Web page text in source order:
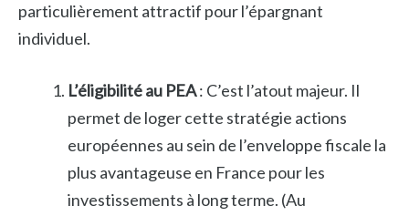
particulièrement attractif pour l’épargnant
individuel.
L’éligibilité au PEA: C’est l’atout majeur. Il
permet de loger cette stratégie actions
européennes au sein de l’enveloppe fiscale la
plus avantageuse en France pour les
investissements à long terme. (Au